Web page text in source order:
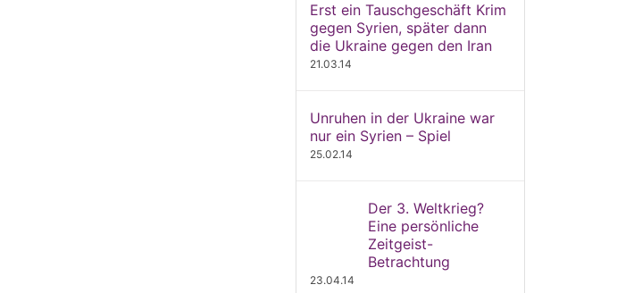
Erst ein Tauschgeschäft Krim
gegen Syrien, später dann
die Ukraine gegen den Iran
21.03.14
Unruhen in der Ukraine war
nur ein Syrien – Spiel
25.02.14
Der 3. Weltkrieg?
Eine persönliche
Zeitgeist-
Betrachtung
23.04.14